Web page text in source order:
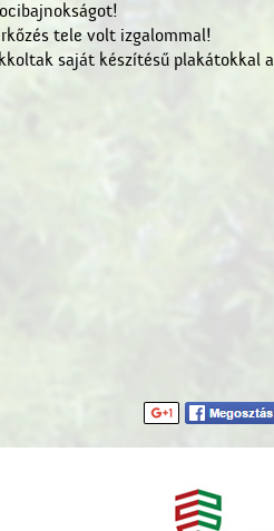
tele volt izgalommal!
saját készítésű plakátokkal a